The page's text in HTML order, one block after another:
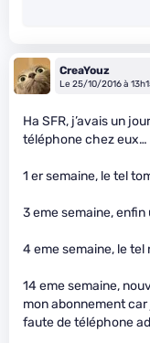
CreaYouz
Le 25/10/2016 à
Ha SFR, j’avais un
téléphone chez eux…
1 er semaine, le tel
3 eme semaine,
4 eme semaine, le tel
14 eme semaine,
mon abonnement car
faute de téléphone